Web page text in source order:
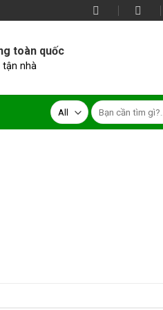
toàn quốc
tận nhà